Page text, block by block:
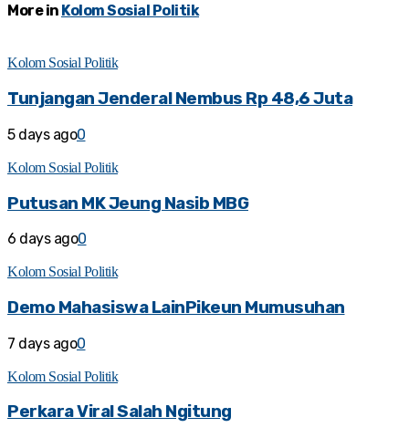
More in Kolom Sosial Politik
Kolom Sosial Politik
Tunjangan Jenderal Nembus Rp 48,6 Juta
5 days ago0
Kolom Sosial Politik
Putusan MK Jeung Nasib MBG
6 days ago0
Kolom Sosial Politik
Demo Mahasiswa LainPikeun Mumusuhan
7 days ago0
Kolom Sosial Politik
Perkara Viral Salah Ngitung